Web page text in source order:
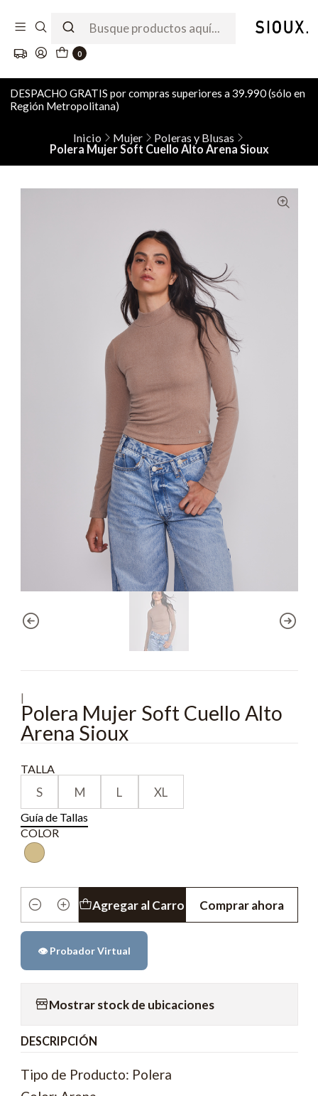
0
DESPACHO GRATIS por compras superiores a 39.990 (sólo en
Región Metropolitana)
Inicio Mujer
Poleras y Blusas
Polera Mujer Soft Cuello Alto Arena Sioux
|
Polera Mujer Soft Cuello Alto
Arena Sioux
TALLA
S M L XL
Guía de Tallas
COLOR
Cantidad
Agregar al Carro Comprar ahora
👁️ Probador Virtual
Mostrar stock de ubicaciones
DESCRIPCIÓN
Tipo de Producto: Polera